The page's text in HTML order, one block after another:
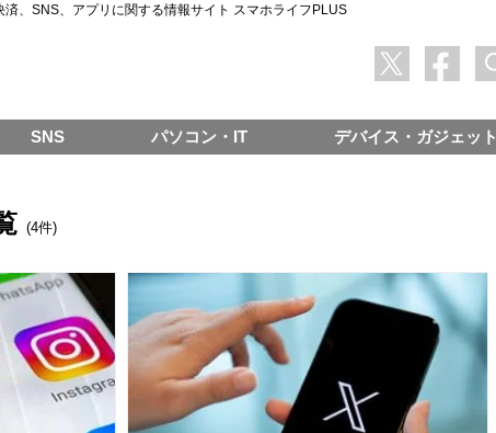
、SNS、アプリに関する情報サイト スマホライフPLUS
(4件)
SNS パソコン・IT デバイス・ガジェット